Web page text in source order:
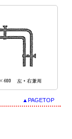
▲PAGETOP